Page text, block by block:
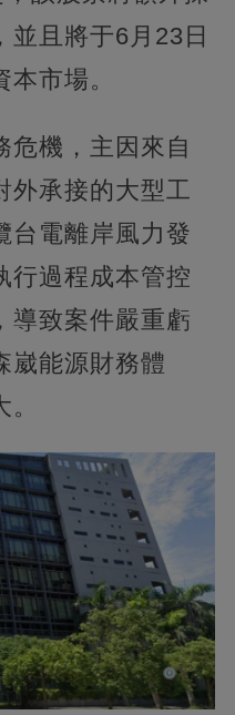
並且將于6月23日
市場。
危機，主因來自
外承接的大型工
台電離岸風力發
行過程成本管控
導致案件嚴重虧
崴能源財務體